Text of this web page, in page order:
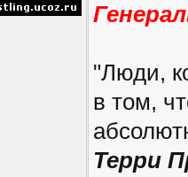
"Люди,
в том,
Терри